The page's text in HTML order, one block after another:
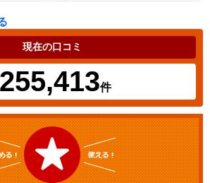
現在の口コミ
255,413件